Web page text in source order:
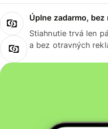
Úplne zadarmo, bez
Stiahnutie trvá len
a bez otravných